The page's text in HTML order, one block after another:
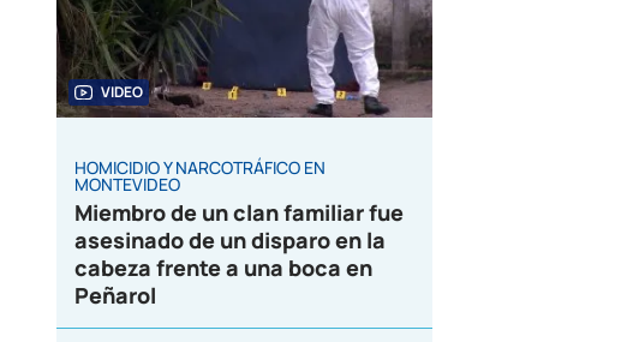
VIDEO
HOMICIDIO Y NARCOTRÁFICO EN
MONTEVIDEO
Miembro de un clan familiar fue
asesinado de un disparo en la
cabeza frente a una boca en
Peñarol